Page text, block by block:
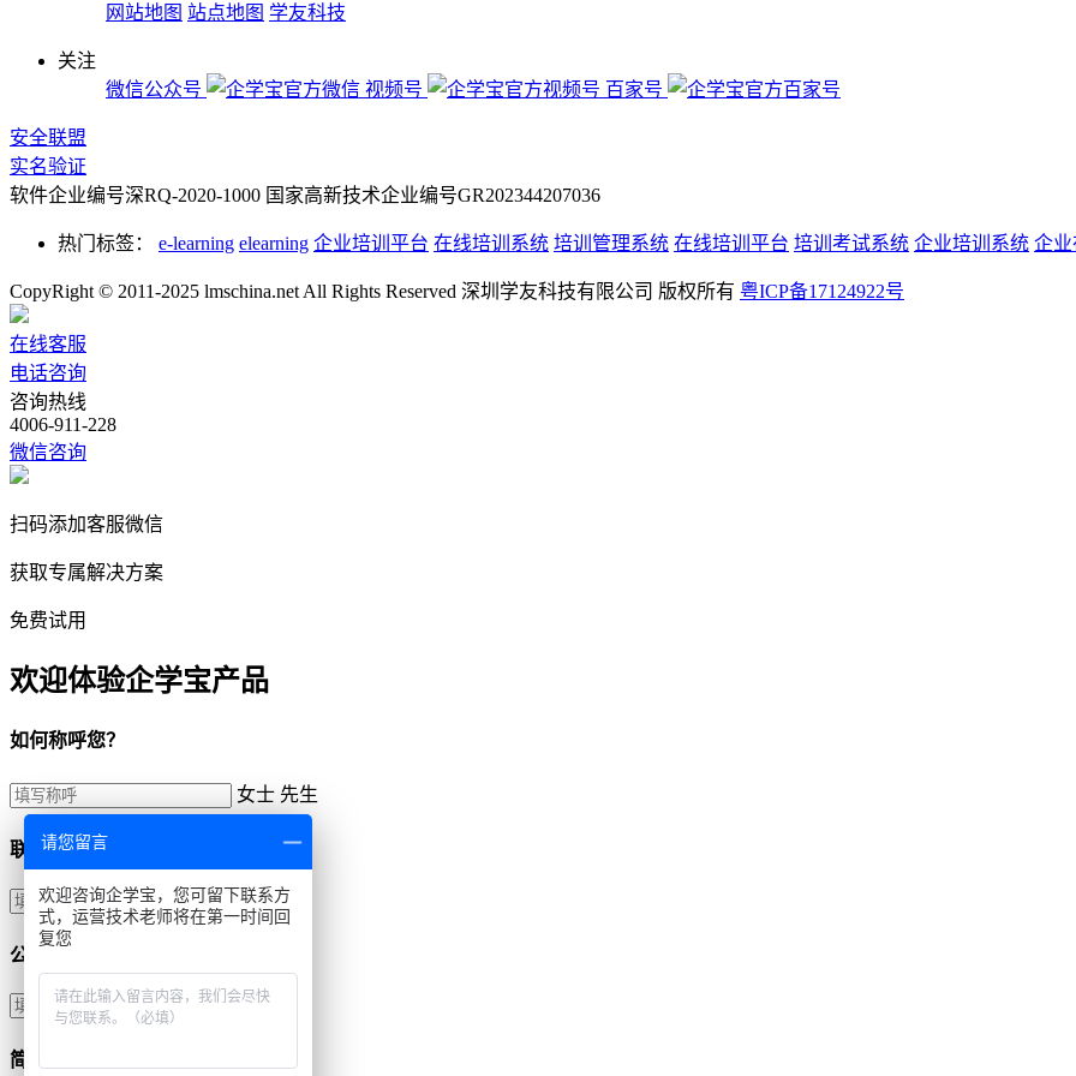
网站地图 站点地图 学友科技
关注
微信公众号
视频号 百家号
安全联盟
实名验证
软件企业编号深RQ-2020-1000 国家高新技术企业编号GR202344207036
热门标签： e-learning elearning 企业培训平台 在线培训系统 培训管理系统 在线培训平台 培训考试系统 企业培训系统 企业
CopyRight © 2011-2025 lmschina.net All Rights Reserved 深圳学友科技有限公司 版权所有 粤ICP备17124922号
在线客服
电话咨询
咨询热线
4006-911-228
微信咨询
扫码添加客服微信
获取专属解决方案
免费试用
欢迎体验企学宝产品
如何称呼您？
女士 先生
联系方式
公司名称
简单描述需求
请您留言
欢迎咨询企学宝，您可留下联系方
式，运营技术老师将在第一时间回
复您